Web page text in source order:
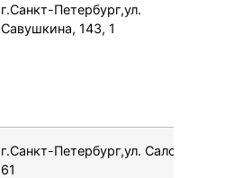
г.Санкт-Петербург,ул.
Савушкина, 143, 1
г.Санкт-Петербург,ул. Салова,
61